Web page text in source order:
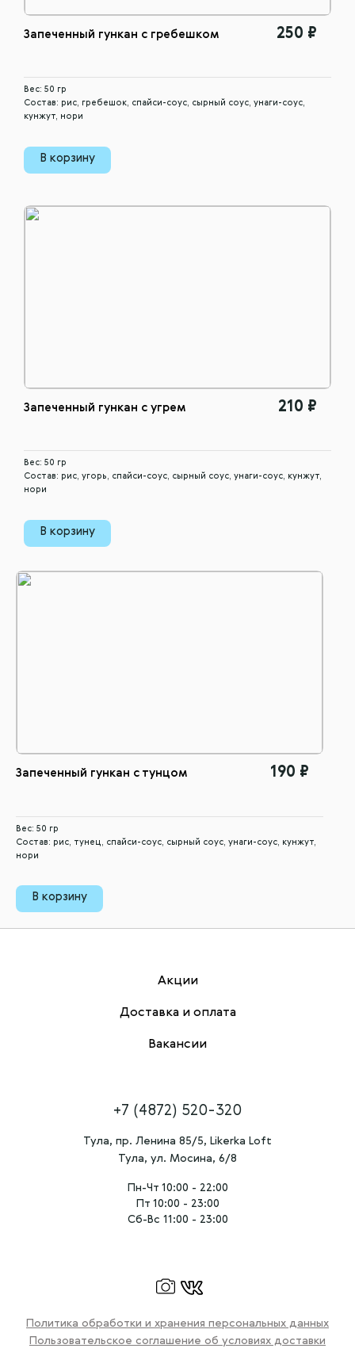
Запеченный гункан с гребешком 250 ₽
Вес: 50 гр
Состав: рис, гребешок, спайси-соус, сырный соус, унаги-соус,
кунжут, нори
В корзину
Запеченный гункан с угрем 210 ₽
Вес: 50 гр
Состав: рис, угорь, спайси-соус, сырный соус, унаги-соус, кунжут,
нори
В корзину
Запеченный гункан с тунцом 190 ₽
Вес: 50 гр
Состав: рис, тунец, спайси-соус, сырный соус, унаги-соус, кунжут,
нори
В корзину
Акции
Доставка и оплата
Вакансии
+7 (4872) 520-320
Тула, пр. Ленина 85/5, Likerka Loft
Тула, ул. Мосина, 6/8
Пн-Чт 10:00 - 22:00
Пт 10:00 - 23:00
Сб-Вс 11:00 - 23:00
Политика обработки и хранения персональных данных
Пользовательское соглашение об условиях доставки